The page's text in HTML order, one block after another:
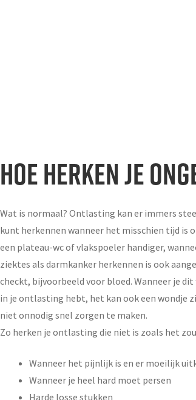
HOE HERKEN JE
Wat is normaal? Ontlasting kan er immers
kunt herkennen wanneer het misschien tijd is
een plateau-wc of vlakspoeler handiger,
ziektes als darmkanker herkennen is ook
checkt, bijvoorbeeld voor bloed. Wanneer je
in je ontlasting hebt, het kan ook een wondje
niet onnodig snel zorgen te maken.
Zo herken je ontlasting die niet is zoals het
Wanneer het pijnlijk is en er moeilijk
Wanneer je heel hard moet persen
Harde losse stukken